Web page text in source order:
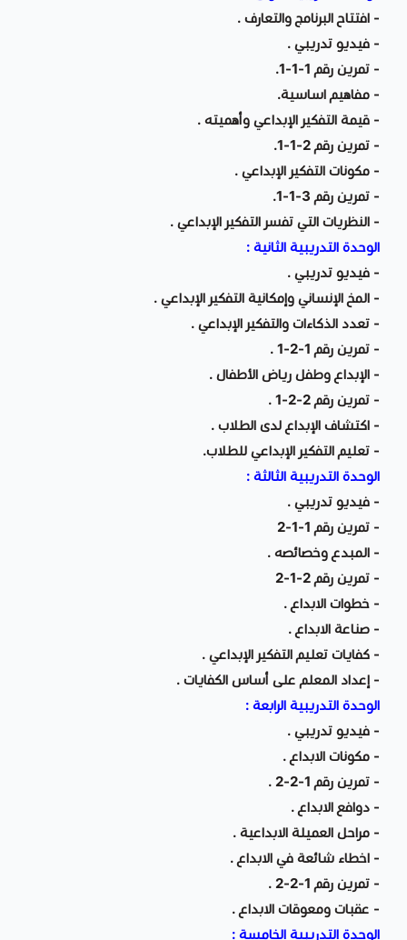
- افتتاح البرنامج والتعارف .
- فيديو تدريبي .
- تمرين رقم 1-1-1.
- مفاهيم اساسية.
- قيمة التفكير الإبداعي وأهميته .
- تمرين رقم 2-1-1.
- مكونات التفكير الإبداعي .
- تمرين رقم 3-1-1.
- النظريات التي تفسر التفكير الإبداعي .
الوحدة التدريبية الثانية :
- فيديو تدريبي .
- المخ الإنساني وإمكانية التفكير الإبداعي .
- تعدد الذكاءات والتفكير الإبداعي .
- تمرين رقم 1-2-1 .
- الإبداع وطفل رياض الأطفال .
- تمرين رقم 2-2-1 .
- اكتشاف الإبداع لدى الطلاب .
- تعليم التفكير الإبداعي للطلاب.
الوحدة التدريبية الثالثة :
- فيديو تدريبي .
- تمرين رقم 1-1-2
- المبدع وخصائصه .
- تمرين رقم 2-1-2
- خطوات الابداع .
- صناعة الابداع .
- كفايات تعليم التفكير الإبداعي .
- إعداد المعلم على أساس الكفايات .
الوحدة التدريبية الرابعة :
- فيديو تدريبي .
- مكونات الابداع .
- تمرين رقم 1-2-2 .
- دوافع الابداع .
- مراحل العميلة الابداعية .
- اخطاء شائعة في الابداع .
- تمرين رقم 1-2-2 .
- عقبات ومعوقات الابداع .
الوحدة التدريبية الخامسة :